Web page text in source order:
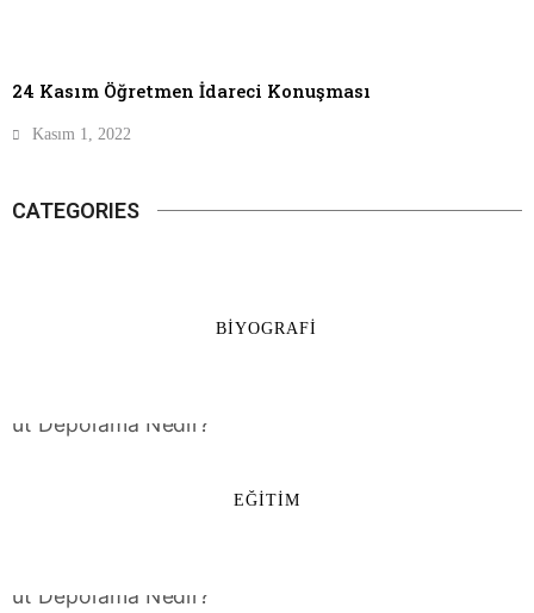
24 Kasım Öğretmen İdareci Konuşması
Kasım 1, 2022
CATEGORIES
BIYOGRAFI
EĞITIM